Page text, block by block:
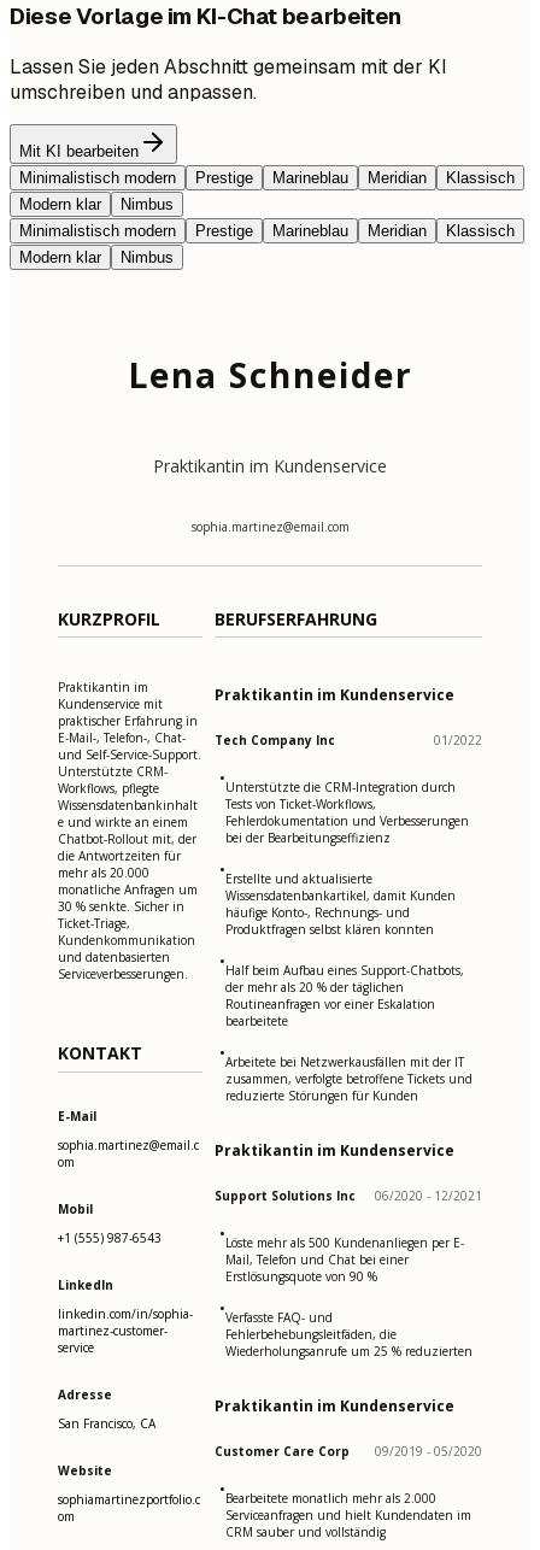
Diese Vorlage im KI-Chat bearbeiten
Lassen Sie jeden Abschnitt gemeinsam mit der KI
umschreiben und anpassen.
Mit KI bearbeiten
Minimalistisch modern
Prestige Marineblau Meridian
Klassisch
Modern klar
Nimbus
Minimalistisch modern
Prestige Marineblau Meridian
Klassisch
Modern klar
Nimbus
Lena Schneider
Praktikantin im Kundenservice
sophia.martinez@email.com
KURZPROFIL
Praktikantin im
Kundenservice mit
praktischer Erfahrung in
E-Mail-, Telefon-, Chat-
und Self-Service-Support.
Unterstützte CRM-
Workflows, pflegte
Wissensdatenbankinhalt
e und wirkte an einem
Chatbot-Rollout mit, der
die Antwortzeiten für
mehr als 20.000
monatliche Anfragen um
30 % senkte. Sicher in
Ticket-Triage,
Kundenkommunikation
und datenbasierten
Serviceverbesserungen.
KONTAKT
E-Mail
sophia.martinez@email.c
om
Mobil
+1 (555) 987-6543
LinkedIn
linkedin.com/in/sophia-
martinez-customer-
service
Adresse
San Francisco, CA
Website
sophiamartinezportfolio.c
om
BERUFSERFAHRUNG
Praktikantin im Kundenservice
Tech Company Inc 01/2022
•Unterstützte die CRM-Integration durch
Tests von Ticket-Workflows,
Fehlerdokumentation und Verbesserungen
bei der Bearbeitungseffizienz
•Erstellte und aktualisierte
Wissensdatenbankartikel, damit Kunden
häufige Konto-, Rechnungs- und
Produktfragen selbst klären konnten
•Half beim Aufbau eines Support-Chatbots,
der mehr als 20 % der täglichen
Routineanfragen vor einer Eskalation
bearbeitete
•Arbeitete bei Netzwerkausfällen mit der IT
zusammen, verfolgte betroffene Tickets und
reduzierte Störungen für Kunden
Praktikantin im Kundenservice
Support Solutions Inc 06/2020 - 12/2021
•Löste mehr als 500 Kundenanliegen per E-
Mail, Telefon und Chat bei einer
Erstlösungsquote von 90 %
•Verfasste FAQ- und
Fehlerbehebungsleitfäden, die
Wiederholungsanrufe um 25 % reduzierten
Praktikantin im Kundenservice
Customer Care Corp 09/2019 - 05/2020
•Bearbeitete monatlich mehr als 2.000
Serviceanfragen und hielt Kundendaten im
CRM sauber und vollständig